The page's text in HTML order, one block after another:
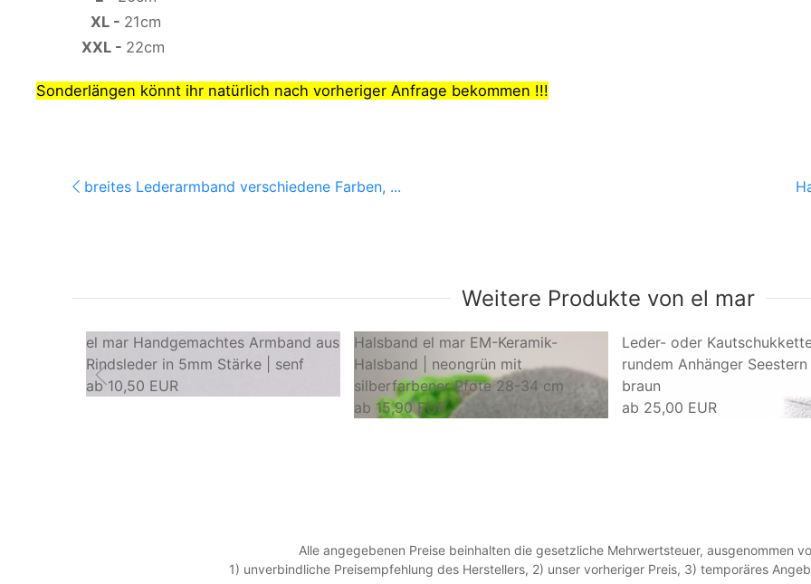
XL - 21cm
XXL - 22cm
Sonderlängen könnt ihr natürlich nach vorheriger Anfrage bekommen !!!
breites Lederarmband verschiedene Farben, ...
Weitere Produkte von el mar
el mar Handgemachtes Armband aus
Rindsleder in 5mm Stärke | senf
ab10,50 EUR
Halsband el mar EM-Keramik-
Halsband | neongrün mit
silberfarbener Pfote 28-34 cm
ab 15,90 EUR
Leder- oder
rundem Anhänger
braun
ab 25,00 EUR
Alle angegebenen Preise beinhalten die gesetzliche Mehrwertsteuer, ausgenommen
1) unverbindliche Preisempfehlung des Herstellers, 2) unser vorheriger Preis, 3) temporäres